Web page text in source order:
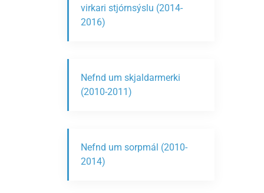
virkari stjórnsýslu (2014-
2016)
Nefnd um skjaldarmerki
(2010-2011)
Nefnd um sorpmál (2010-
2014)